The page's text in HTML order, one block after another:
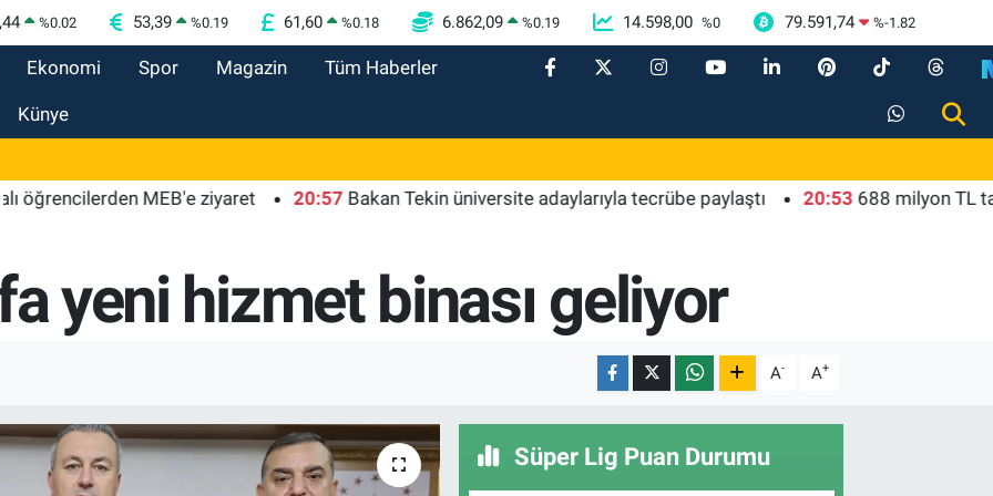
%0.02 53,39 %0.19 61,60 %0.18 6.862,09 %0.19 14.598,00 %0 79.591,74 %-1.82
Ekonomi Spor Magazin Tüm Haberler
Künye
MEB'e ziyaret 20:57 Bakan Tekin üniversite adaylarıyla tecrübe paylaştı 20:53 688 milyon TL
yeni hizmet binası geliyor
A- A+
Süper Lig Puan Durumu